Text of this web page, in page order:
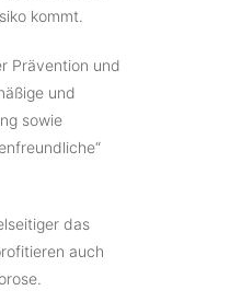
kommt.
Prävention und
und
sowie
das
auch